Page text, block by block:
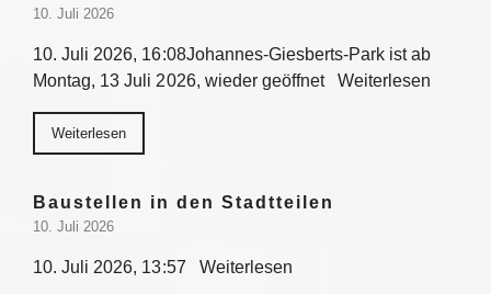
10. Juli 2026
10. Juli 2026, 16:08Johannes-Giesberts-Park ist ab
Montag, 13 Juli 2026, wieder geöffnet Weiterlesen
Weiterlesen
Baustellen in den Stadtteilen
10. Juli 2026
10. Juli 2026, 13:57 Weiterlesen